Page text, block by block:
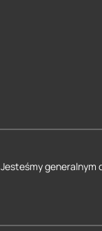
Jesteśmy generalnym